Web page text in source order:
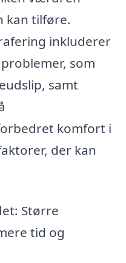
kan tilføre.
inkluderer
som
samt
komfort i
der kan
Større
tid og